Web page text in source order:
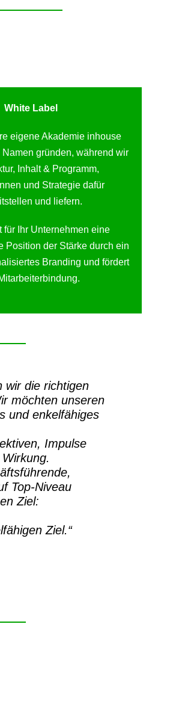
White Label
eigene Akademie inhouse
Namen gründen, während wir
Inhalt & Programm,
und Strategie dafür
und liefern.
für Ihr Unternehmen eine
Position der Stärke durch ein
Branding und fördert
wir die richtigen
möchten unseren
und enkelfähiges
Impulse
Top-Niveau
Ziel:
Ziel.“